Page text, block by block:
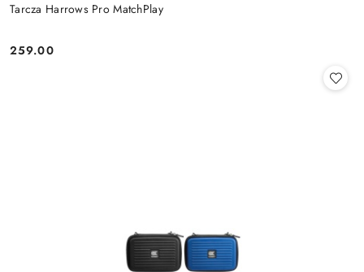
Tarcza Harrows Pro MatchPlay
Cena:
259.00